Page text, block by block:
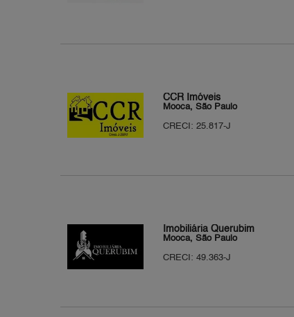
CCR Imóveis
Mooca, São Paulo
CRECI: 25.817-J
Imobiliária Querubim
Mooca, São Paulo
CRECI: 49.363-J